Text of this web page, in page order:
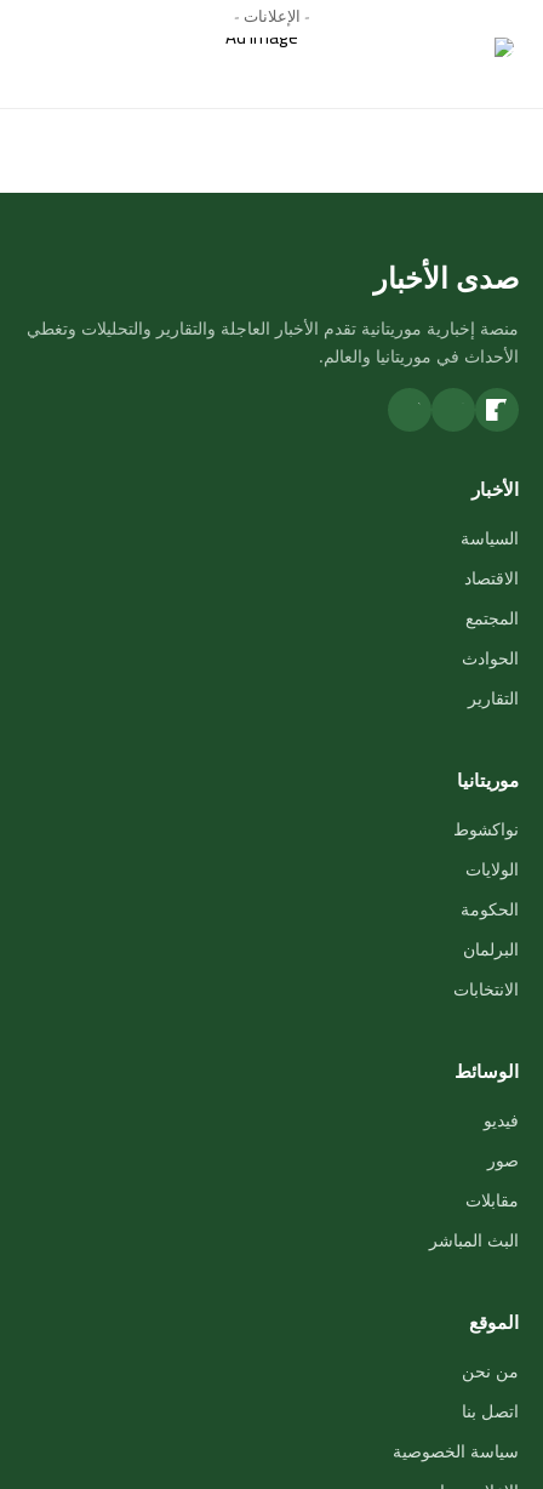
- الإعلانات -
صدى الأخبار
منصة إخبارية موريتانية تقدم الأخبار العاجلة والتقارير والتحليلات وتغطي
الأحداث في موريتانيا والعالم.
الأخبار
السياسة
الاقتصاد
المجتمع
الحوادث
التقارير
موريتانيا
نواكشوط
الولايات
الحكومة
البرلمان
الانتخابات
الوسائط
فيديو
صور
مقابلات
البث المباشر
الموقع
من نحن
اتصل بنا
سياسة الخصوصية